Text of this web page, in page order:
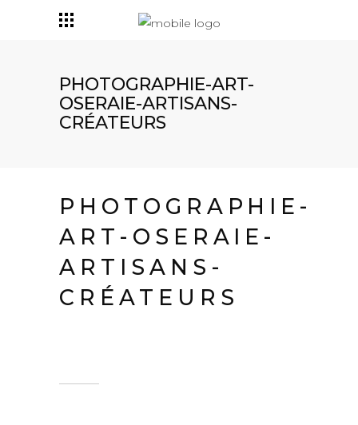
PHOTOGRAPHIE-ART-
OSERAIE-ARTISANS-
CRÉATEURS
PHOTOGRAPHIE-
ART-OSERAIE-
ARTISANS-
CRÉATEURS